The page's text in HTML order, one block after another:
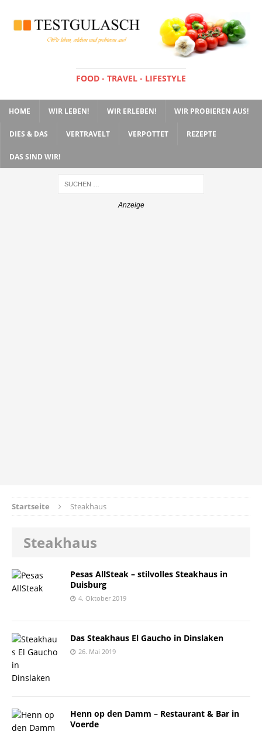
FOOD - TRAVEL - LIFESTYLE
HOME WIR LEBEN! WIR ERLEBEN! WIR PROBIEREN AUS!
DIES & DAS VERTRAVELT VERPOTTET REZEPTE
DAS SIND WIR!
Startseite Steakhaus
Steakhaus
Pesas AllSteak – stilvolles Steakhaus in
Duisburg
4. Oktober 2019
Das Steakhaus El Gaucho in Dinslaken
26. Mai 2019
Henn op den Damm – Restaurant & Bar in
Voerde